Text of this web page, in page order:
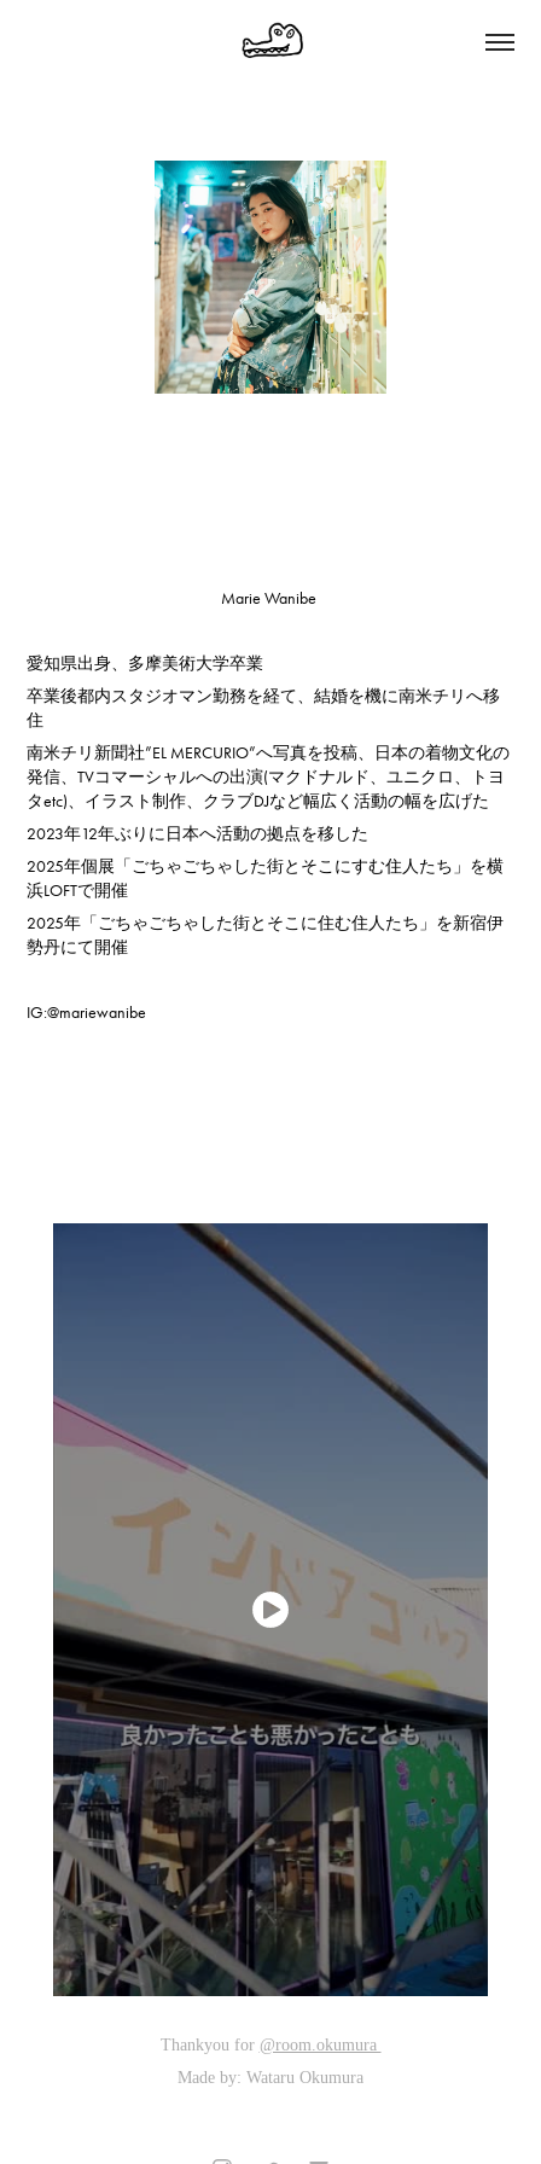
Marie Wanibe
愛知県出身、 多摩美術大学卒業
卒業後都内スタジオマン勤務を経て、結婚を機に南米チリへ移
住
南米チリ新聞社”EL MERCURIO”へ写真を投稿、日本の着物文化の
発信、TVコマーシャルへの出演(マクドナルド、ユニクロ、トヨ
タetc)、イラスト制作、クラブDJなど幅広く活動の幅を広げた
2023年12年ぶりに日本へ活動の拠点を移した
2025年個展「ごちゃごちゃした街とそこにすむ住人たち」を横
浜LOFTで開催
2025年「ごちゃごちゃした街とそこに住む住人たち」を新宿伊
勢丹にて開催
IG:@mariewanibe
Thankyou for @room.okumura
Made by: Wataru Okumura